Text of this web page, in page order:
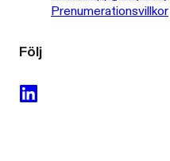
Prenumerationsvillkor
Följ